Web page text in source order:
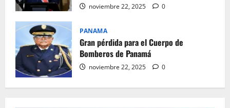
noviembre 22, 2025 0
PANAMA
Gran pérdida para el Cuerpo de
Bomberos de Panamá
noviembre 22, 2025 0